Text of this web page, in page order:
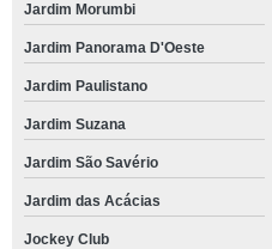
Jardim Morumbi
Jardim Panorama D'Oeste
Jardim Paulistano
Jardim Suzana
Jardim São Savério
Jardim das Acácias
Jockey Club